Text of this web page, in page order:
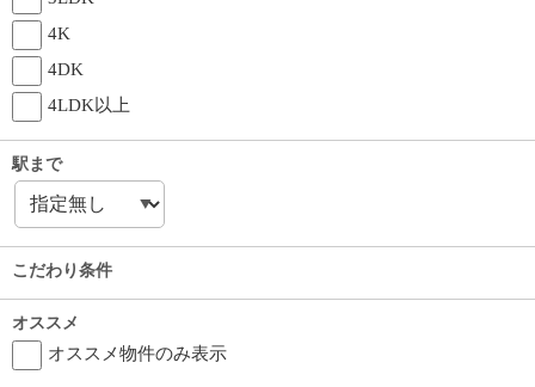
4K
4DK
4LDK以上
駅まで
こだわり条件
オススメ
オススメ物件のみ表示